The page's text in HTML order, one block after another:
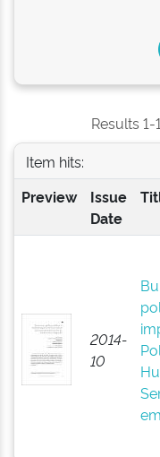
Results
Item hits:
Preview
Issue
Date
2014-
10